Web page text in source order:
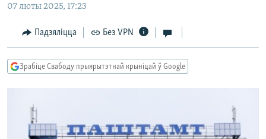
Перайсьці
пошуку
ВАЙНА
БЕЛАРУСЫ НА ВАЙНЕ
КУЛЬТУРА
КНІГІ
АЎДЫЁКНІГІ
МОВА
FACEBOOK
TWITTER
Усе сайты РС/РСЭ
07 люты 2025, 17:23
Падзяліцца Без VPN
Зрабіце Свабоду прыярытэтнай крыніцай ў Google